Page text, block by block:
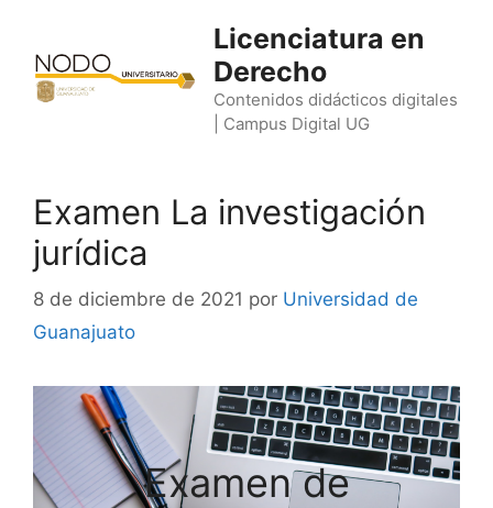
contenido
Licenciatura en
Derecho
Contenidos didácticos digitales
| Campus Digital UG
Examen La investigación
jurídica
8 de diciembre de 2021 por Universidad de
Guanajuato
Examen de